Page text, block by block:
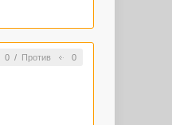
0/ Против 0